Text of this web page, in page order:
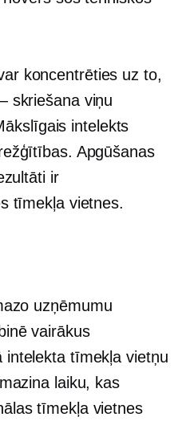
koncentrēties uz to,
skriešanaviņu
intelekts
Apgūšanas
ir
tīmekļa vietnes.
uzņēmumu
vairākus
intelekta tīmekļa vietņu
laiku, kas
tīmekļa vietnes